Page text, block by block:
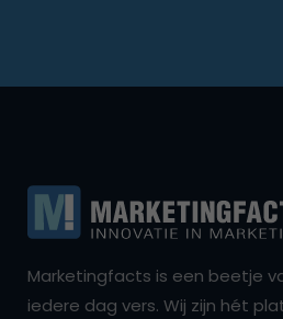
Marketingfacts is een beetje
iedere dag vers. Wij zijn hét